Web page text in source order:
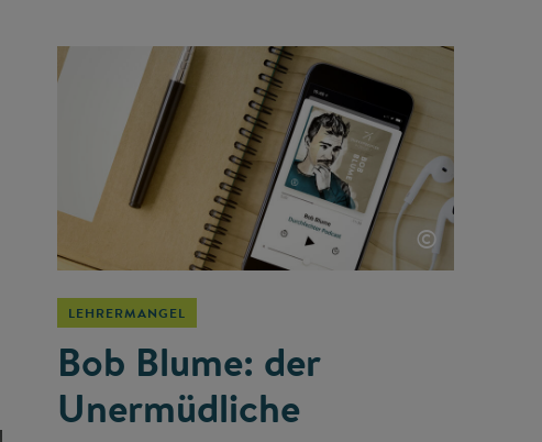
©
LEHRERMANGEL
Bob Blume: der
Unermüdliche